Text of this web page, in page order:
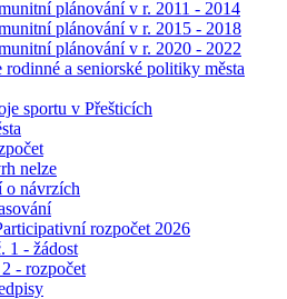
plánování v r. 2011 - 2014
plánování v r. 2015 - 2018
plánování v r. 2020 - 2022
rodinné a seniorské politiky města
sportu v Přešticích
nelze
o návrzích
rozpočet 2026
1 - žádost
- rozpočet